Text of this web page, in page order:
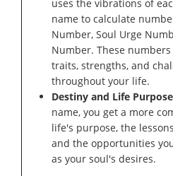
uses the vibrations of
name to calculate
Number, Soul Urge
Number. These
traits, strengths, and
throughout your life.
Destiny and Life
name, you get a more
life's purpose, the
and the opportunities
as your soul's desires.